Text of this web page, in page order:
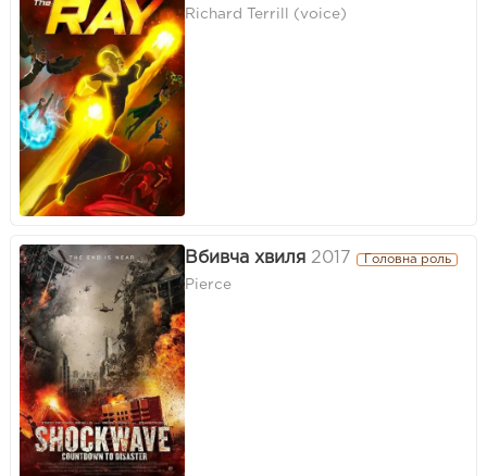
Richard Terrill (voice)
Вбивча хвиля 2017 Головна роль
Pierce